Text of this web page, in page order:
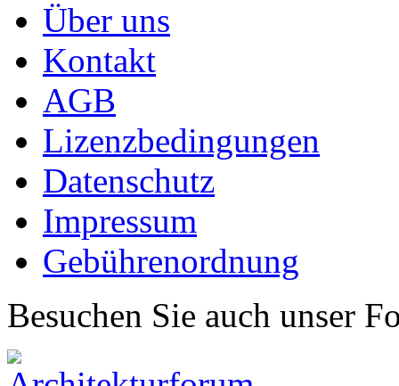
Über uns
Kontakt
AGB
Lizenzbedingungen
Datenschutz
Impressum
Gebührenordnung
Besuchen Sie auch unser